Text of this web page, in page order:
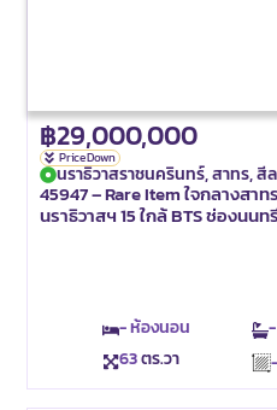
฿29,000,000
Price Down
นราธิวาสราชนครินทร์, สาทร, สี
45947 – Rare Item ใจกลางสา
นราธิวาสฯ 15 ใกล้ BTS ช่องนน
- ห้องนอน
63ตร.วา